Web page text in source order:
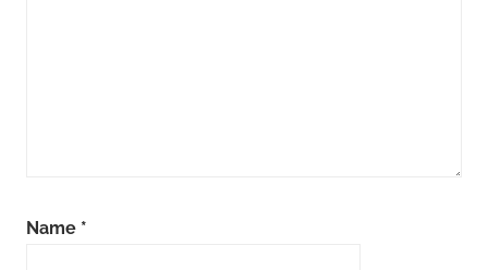
Name *